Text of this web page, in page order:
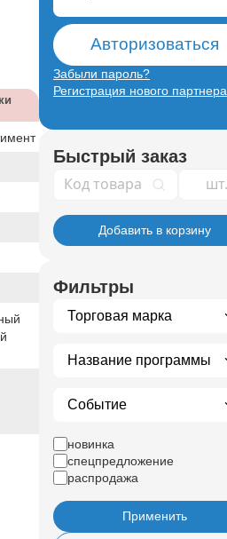
Авторизоваться
Забыли пароль?
Регистрация нового партнера
Быстрый заказ
Код товара
Добавить в корзину
Фильтры
новинка
спецпредложение
распродажа
Применить